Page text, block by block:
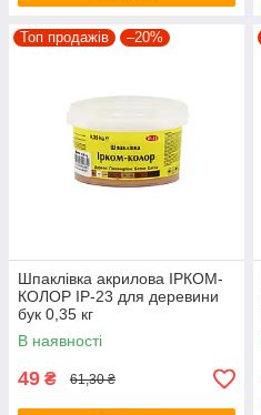
Топ продажів –20%
Шпаклівка акрилова ІРКОМ-
КОЛОР IP-23 для деревини
бук 0,35 кг
В наявності
49 ₴ 61,30 ₴